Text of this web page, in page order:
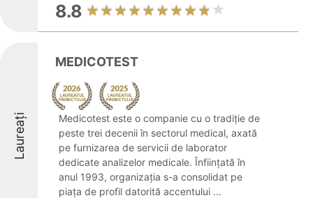
8.8
Laureați
MEDICOTEST
Medicotest este o companie cu o tradiție de
peste trei decenii în sectorul medical, axată
pe furnizarea de servicii de laborator
dedicate analizelor medicale. Înființată în
anul 1993, organizația s-a consolidat pe
piața de profil datorită accentului ...